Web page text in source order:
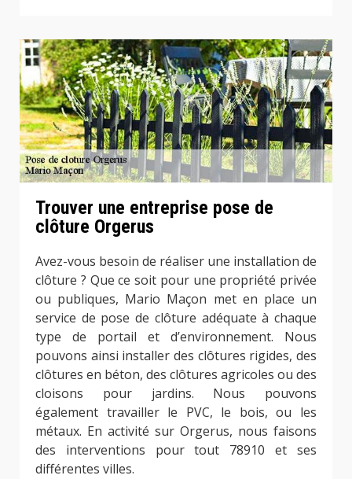
Trouver une entreprise pose de
clôture Orgerus
Avez-vous besoin de réaliser une installation de
clôture ? Que ce soit pour une propriété privée
ou publiques, Mario Maçon met en place un
service de pose de clôture adéquate à chaque
type de portail et d’environnement. Nous
pouvons ainsi installer des clôtures rigides, des
clôtures en béton, des clôtures agricoles ou des
cloisons pour jardins. Nous pouvons
également travailler le PVC, le bois, ou les
métaux. En activité sur Orgerus, nous faisons
des interventions pour tout 78910 et ses
différentes villes.